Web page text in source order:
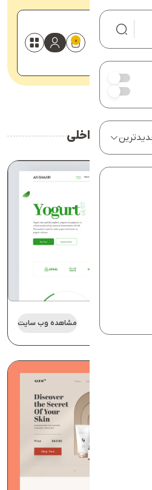
نیست.
0
طراحی داخلی
دکوراسیون
مشاهده وب سایت